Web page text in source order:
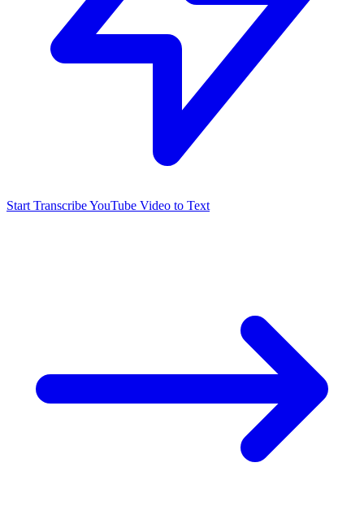
Start Transcribe YouTube Video to Text